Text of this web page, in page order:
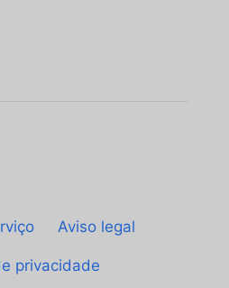
|Aviso legal
privacidade